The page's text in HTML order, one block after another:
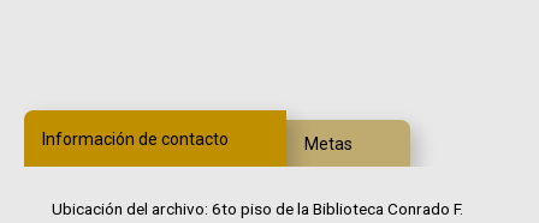
Información de contacto Metas
Ubicación del archivo: 6to piso de la Biblioteca Conrado F.